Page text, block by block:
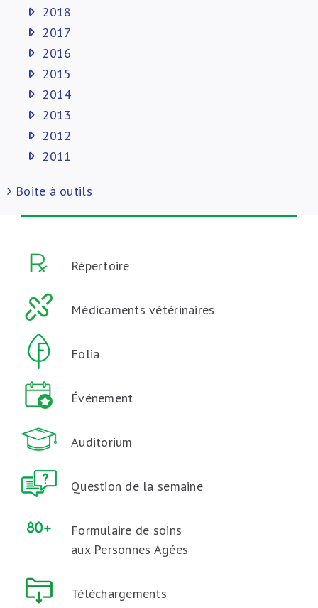
2018
2017
2016
2015
2014
2013
2012
2011
Boite à outils
Répertoire
Médicaments vétérinaires
Folia
Événement
Auditorium
Question de la semaine
Formulaire de soins
aux Personnes Agées
Téléchargements